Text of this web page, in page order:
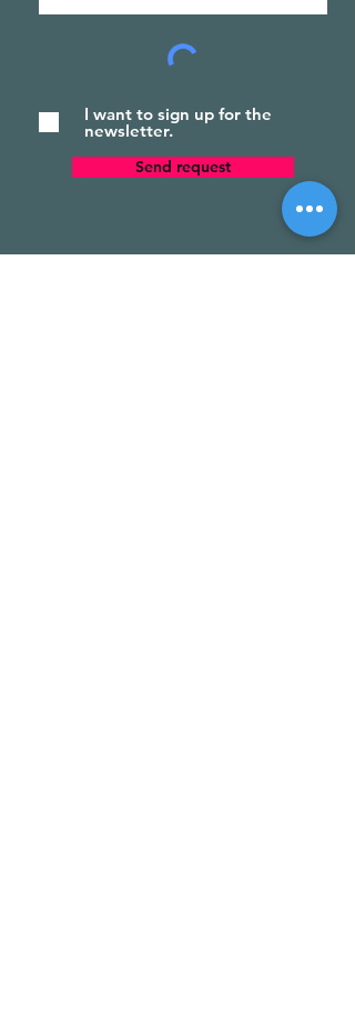
I want to sign up for the
newsletter.
Send request